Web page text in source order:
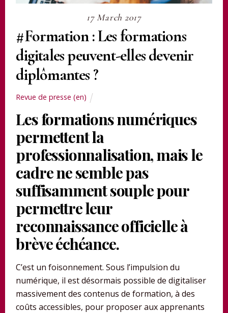
17 March 2017
#Formation : Les formations
digitales peuvent-elles devenir
diplômantes ?
Revue de presse (en)
Les formations numériques
permettent la
professionnalisation, mais le
cadre ne semble pas
suffisamment souple pour
permettre leur
reconnaissance officielle à
brève échéance.
C’est un foisonnement. Sous l’impulsion du
numérique, il est désormais possible de digitaliser
massivement des contenus de formation, à des
coûts accessibles, pour proposer aux apprenants